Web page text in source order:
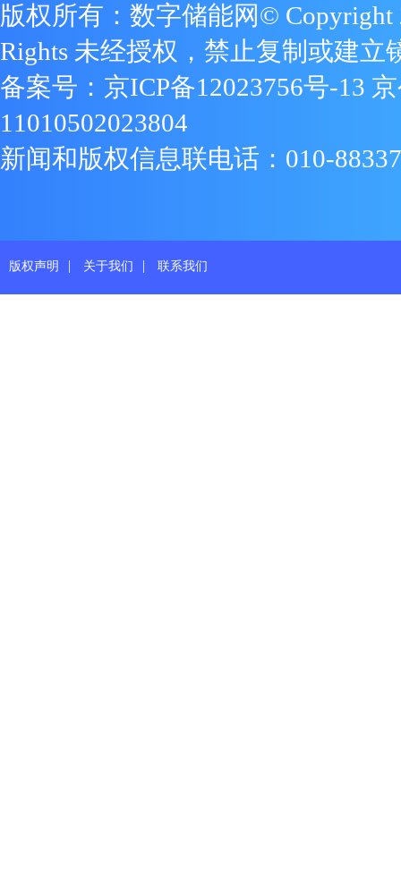
版权所有：数字储能网© Copyright
Rights 未经授权，禁止复制或建立
备案号： 京ICP备12023756号-13
11010502023804
新闻和版权信息联电话：010-
版权声明 | 关于我们 | 联系我们